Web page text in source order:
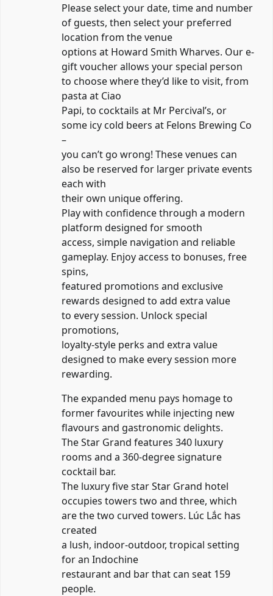
Please select your date, time and number
of guests, then select your preferred
location from the venue
options at Howard Smith Wharves. Our e-
gift voucher allows your special person
to choose where they’d like to visit, from
pasta at Ciao
Papi, to cocktails at Mr Percival’s, or
some icy cold beers at Felons Brewing Co
–
you can’t go wrong! These venues can
also be reserved for larger private events
each with
their own unique offering.
Play with confidence through a modern
platform designed for smooth
access, simple navigation and reliable
gameplay. Enjoy access to bonuses, free
spins,
featured promotions and exclusive
rewards designed to add extra value
to every session. Unlock special
promotions,
loyalty-style perks and extra value
designed to make every session more
rewarding.
The expanded menu pays homage to
former favourites while injecting new
flavours and gastronomic delights.
The Star Grand features 340 luxury
rooms and a 360-degree signature
cocktail bar.
The luxury five star Star Grand hotel
occupies towers two and three, which
are the two curved towers. Lúc Lắc has
created
a lush, indoor-outdoor, tropical setting
for an Indochine
restaurant and bar that can seat 159
people.